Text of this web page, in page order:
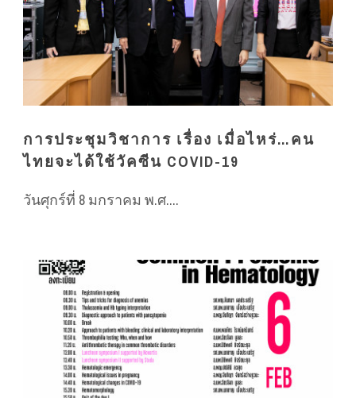
การประชุมวิชาการ เรื่อง เมื่อไหร่…คน
ไทยจะได้ใช้วัคซีน COVID-19
วันศุกร์ที่ 8 มกราคม พ.ศ....